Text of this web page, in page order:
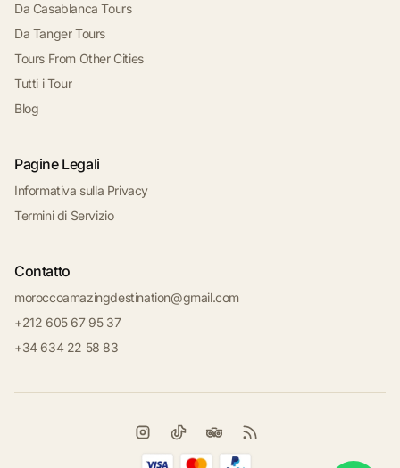
Da Casablanca Tours
Da Tanger Tours
Tours From Other Cities
Tutti i Tour
Blog
Pagine Legali
Informativa sulla Privacy
Termini di Servizio
Contatto
moroccoamazingdestination@gmail.com
+212 605 67 95 37
+34 634 22 58 83